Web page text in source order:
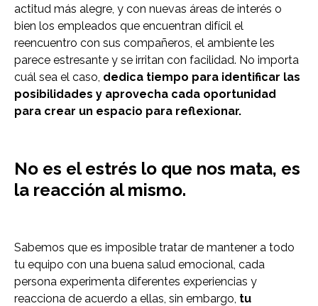
actitud más alegre, y con nuevas áreas de interés o
bien los empleados que encuentran difícil el
reencuentro con sus compañeros, el ambiente les
parece estresante y se irritan con facilidad. No importa
cuál sea el caso, dedica tiempo para identificar las
posibilidades y aprovecha cada oportunidad
para crear un espacio para reflexionar.
No es el estrés lo que nos mata, es
la reacción al mismo.
Sabemos que es imposible tratar de mantener a todo
tu equipo con una buena salud emocional, cada
persona experimenta diferentes experiencias y
reacciona de acuerdo a ellas, sin embargo, tu